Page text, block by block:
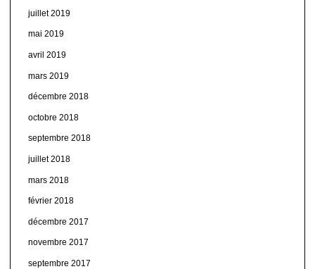
juillet 2019
mai 2019
avril 2019
mars 2019
décembre 2018
octobre 2018
septembre 2018
juillet 2018
mars 2018
février 2018
décembre 2017
novembre 2017
septembre 2017